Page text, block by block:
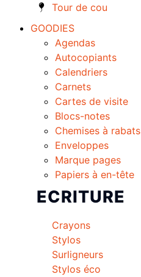
Tour de cou
GOODIES
Agendas
Autocopiants
Calendriers
Carnets
Cartes de visite
Blocs-notes
Chemises à rabats
Enveloppes
Marque pages
Papiers à en-tête
ECRITURE
Crayons
Stylos
Surligneurs
Stylos éco